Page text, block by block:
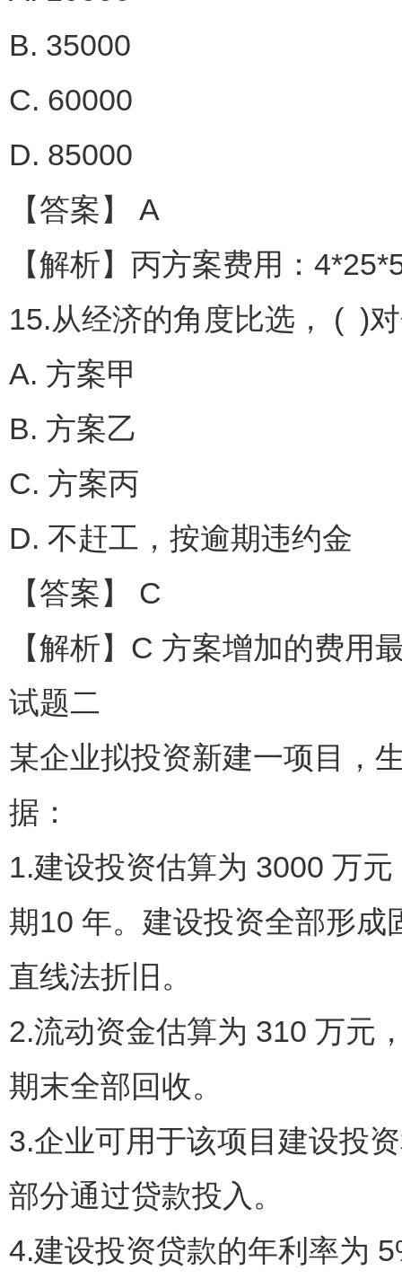
B. 35000
C. 60000
D. 85000
【答案】 A
【解析】丙方案费用：
15.从经济的角度比选， ( )
A. 方案甲
B. 方案乙
C. 方案丙
D. 不赶工，按逾期违约金
【答案】 C
【解析】C 方案增加的费用
试题二
某企业拟投资新建一项目，
据：
1.建设投资估算为 3000 万
期10 年。建设投资全部形成
直线法折旧。
2.流动资金估算为 310 万元
期末全部回收。
3.企业可用于该项目建设投
部分通过贷款投入。
4.建设投资贷款的年利率为